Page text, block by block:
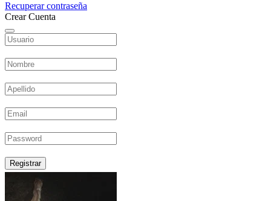
Recuperar contraseña
Crear Cuenta
Registrar